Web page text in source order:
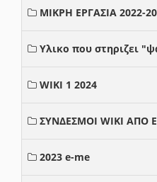
ΜΙΚΡΗ ΕΡΓΑΣΙΑ 2022-
Υλικο που στηριζει
WIKI 1 2024
ΣΥΝΔΕΣΜΟΙ WIKI ΑΠΟ
2023 e-me